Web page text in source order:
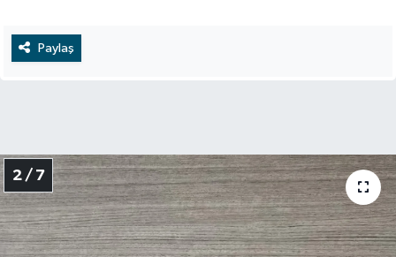
Paylaş
2 / 7